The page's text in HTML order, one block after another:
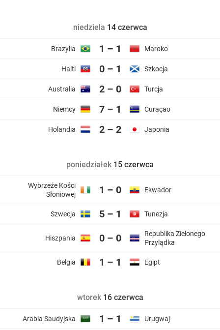
niedziela 14 czerwca
Brazylia 1 – 1 Maroko
Haiti 0 – 1 Szkocja
Australia 2 – 0 Turcja
Niemcy 7 – 1 Curaçao
Holandia 2 – 2 Japonia
poniedziałek 15 czerwca
Wybrzeże Kości
Słoniowej
1 – 0 Ekwador
Szwecja 5 – 1 Tunezja
Hiszpania 0 – 0
Republika Zielonego
Przylądka
Belgia 1 – 1 Egipt
wtorek16 czerwca
Arabia Saudyjska 1 – 1 Urugwaj